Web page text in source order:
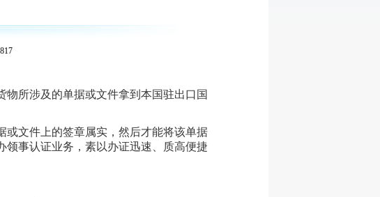
所涉及的单据或文件拿到本国驻出口国
或文件上的签章属实，然后才能将该单据
事认证业务，素以办证迅速、质高便捷